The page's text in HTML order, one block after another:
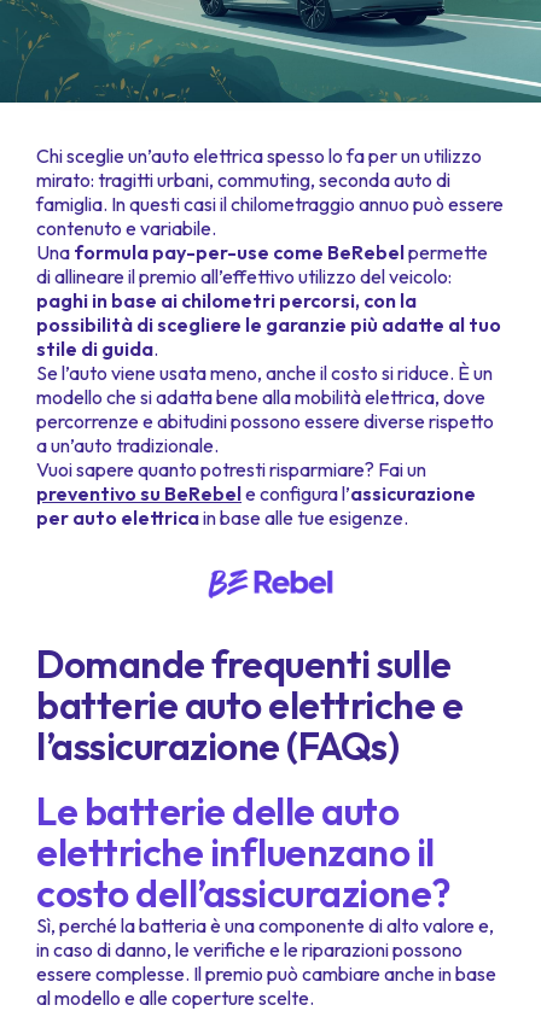
Chi sceglie un’auto elettrica spesso lo fa per un utilizzo
mirato: tragitti urbani, commuting, seconda auto di
famiglia. In questi casi il chilometraggio annuo può essere
contenuto e variabile.
Una formula pay-per-use come BeRebelpermette
di allineare il premio all’effettivo utilizzo del veicolo:
paghi in base ai chilometri percorsi, con la
possibilità di scegliere le garanzie più adatte al tuo
stile di guida.
Se l’auto viene usata meno, anche il costo si riduce. È un
modello che si adatta bene alla mobilità elettrica, dove
percorrenze e abitudini possono essere diverse rispetto
a un’auto tradizionale.
Vuoi sapere quanto potresti risparmiare? Fai un
preventivo su BeRebele configura l’assicurazione
per auto elettricain base alle tue esigenze.
Domande frequenti sulle
batterie auto elettriche e
l’assicurazione (FAQs)
Le batterie delle auto
elettriche influenzano il
costo dell’assicurazione?
Sì, perché la batteria è una componente di alto valore e,
in caso di danno, le verifiche e le riparazioni possono
essere complesse. Il premio può cambiare anche in base
al modello e alle coperture scelte.